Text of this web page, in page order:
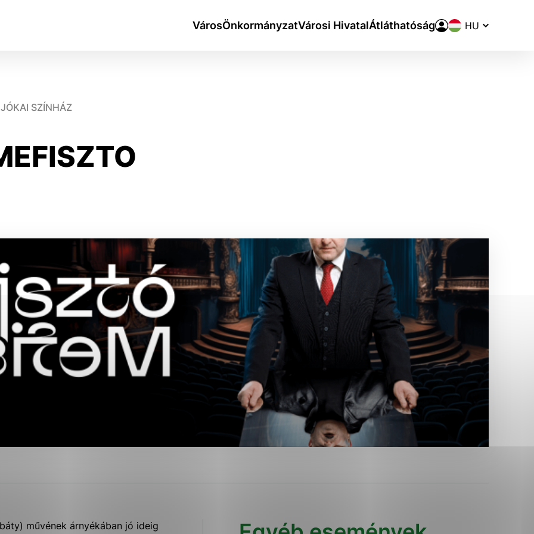
VárosÖnkormányzatVárosi HivatalÁtláthatóság Nyelvváltó
SZÍNHÁZ
művének árnyékában jó ideig
ktorú chcete povoliť
Analytické cookies
pre prevádzku nevyhnutné a pomáhajú urobiť webové stránky uplatniteľnými tým,
ako je navigácia na stránke a prístup k zabezpečeným oblastiam webovej
cookie nemôže web správne fungovať.
Analytické cookies
prevádzkovateľovi stránok pochopiť, ako návštevníci stránok stránku používajú,
a ponúknuť im lepšiu skúsenosť. Všetky dáta sa zbierajú anonymne a nie je
osobou.